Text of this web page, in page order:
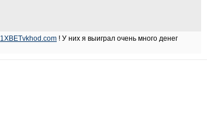
1XBETvkhod.com ! У них я выиграл очень много денег